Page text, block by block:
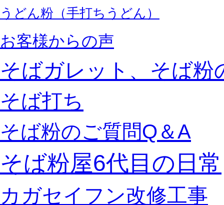
うどん粉（手打ちうどん）
お客様からの声
そばガレット、そば粉
そば打ち
そば粉のご質問Q＆A
そば粉屋6代目の日常
カガセイフン改修工事